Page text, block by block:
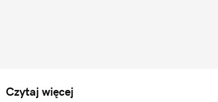
Czytaj więcej